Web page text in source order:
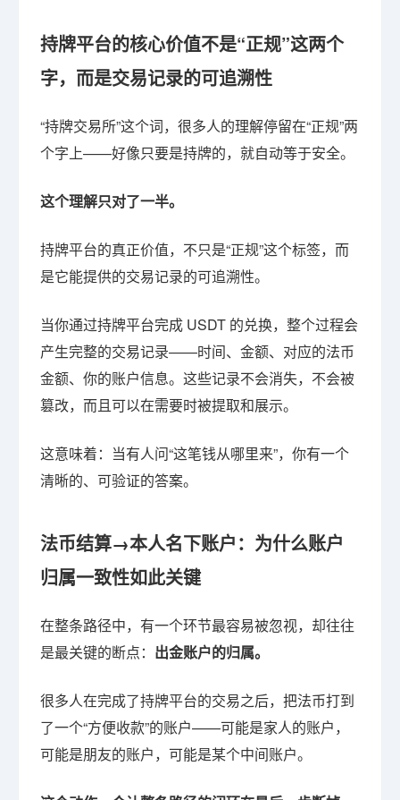
持牌平台的核心价值不是“正规”这两个
字，而是交易记录的可追溯性
“持牌交易所”这个词，很多人的理解停留在“正规”两
个字上——好像只要是持牌的，就自动等于安全。
这个理解只对了一半。
持牌平台的真正价值，不只是“正规”这个标签，而
是它能提供的交易记录的可追溯性。
当你通过持牌平台完成 USDT 的兑换，整个过程会
产生完整的交易记录——时间、金额、对应的法币
金额、你的账户信息。这些记录不会消失，不会被
篡改，而且可以在需要时被提取和展示。
这意味着：当有人问“这笔钱从哪里来”，你有一个
清晰的、可验证的答案。
法币结算→本人名下账户：为什么账户
归属一致性如此关键
在整条路径中，有一个环节最容易被忽视，却往往
是最关键的断点： 出金账户的归属。
很多人在完成了持牌平台的交易之后，把法币打到
了一个“方便收款”的账户——可能是家人的账户，
可能是朋友的账户，可能是某个中间账户。